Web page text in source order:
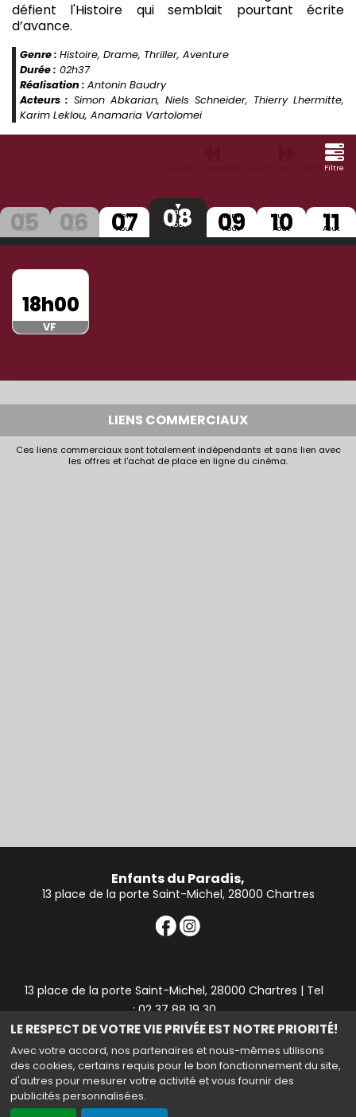
LE RESPECT DE VOTRE VIE PRIVÉE EST NOTRE PRIORITÉ!
Avec votre accord, nos partenaires et nous-mêmes utilisons
des cookies, certains requis pour le bon fonctionnement du site,
d'autres pour mesurer votre activité et vous fournir des
publicités personnalisées.
défient l'Histoire qui semblait pourtant écrite
d’avance.
Genre : Histoire, Drame, Thriller, Aventure
Durée : 02h37
Réalisation : Antonin Baudry
Acteurs : Simon Abkarian, Niels Schneider, Thierry Lhermitte,
Karim Leklou, Anamaria Vartolomei
Filtre
Mer
05
Aout
Jeu
06
Aout
Ven
07
Aout
Sam
08
Aout
Dim
09
Aout
Lun
10
Aout
Mar
11
Aout
18h00
VF
LIENS COMMERCIAUX
Ces liens commerciaux sont totalement indépendants et sans lien avec
les offres et l'achat de place en ligne du cinéma.
Enfants du Paradis,
13 place de la porte Saint-Michel, 28000 Chartres
13 place de la porte Saint-Michel, 28000 Chartres | Tel
: 02 37 88 19 30
Haut de page